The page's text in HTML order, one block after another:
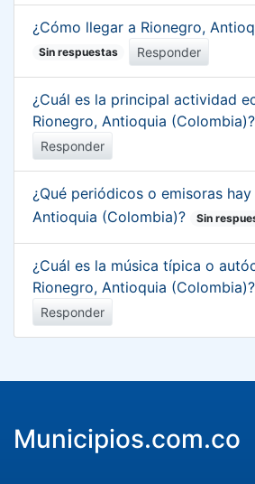
¿Cómo llegar a Rionegro,
Sin respuestas Responder
¿Cuál es la principal actividad
Rionegro, Antioquia (Colombia)?
Responder
¿Qué periódicos o emisoras
Antioquia (Colombia)?
Sin
¿Cuál es la música típica o
Rionegro, Antioquia (Colombia)?
Responder
Municipios.com.co